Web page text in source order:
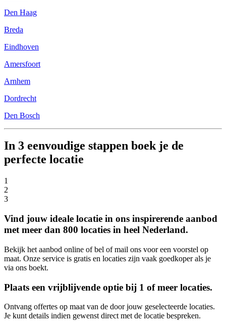
Den Haag
Breda
Eindhoven
Amersfoort
Arnhem
Dordrecht
Den Bosch
In 3 eenvoudige stappen boek je de
perfecte locatie
1
2
3
Vind jouw ideale locatie in ons inspirerende aanbod
met meer dan 800 locaties in heel Nederland.
Bekijk het aanbod online of bel of mail ons voor een voorstel op
maat. Onze service is gratis en locaties zijn vaak goedkoper als je
via ons boekt.
Plaats een vrijblijvende optie bij 1 of meer locaties.
Ontvang offertes op maat van de door jouw geselecteerde locaties.
Je kunt details indien gewenst direct met de locatie bespreken.